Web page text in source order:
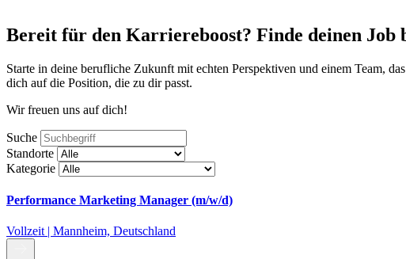
Bereit für den Karriereboost? Finde deinen Job
Starte in deine berufliche Zukunft mit echten Perspektiven und einem Team,
dich auf die Position, die zu dir passt.
Wir freuen uns auf dich!
Suche
Standorte
Kategorie
Performance Marketing Manager (m/w/d)
Vollzeit | Mannheim, Deutschland